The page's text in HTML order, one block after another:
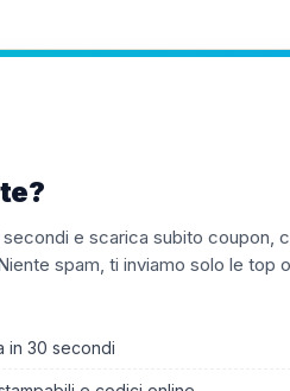
e scarica subito coupon,
spam, ti inviamo solo le top
in 30 secondi